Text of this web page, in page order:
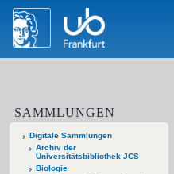
SAMMLUNGEN
Digitale Sammlungen
Archiv der
Universitätsbibliothek JCS
Biologie